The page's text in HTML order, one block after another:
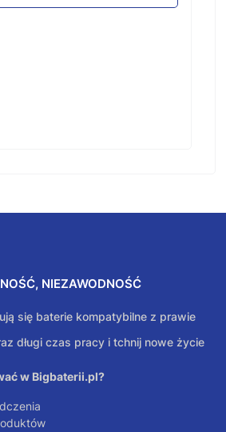
NIEZAWODNOŚĆ
się baterie kompatybilne z prawie
długi czas pracy i tchnij nowe życie
w Bigbaterii.pl?